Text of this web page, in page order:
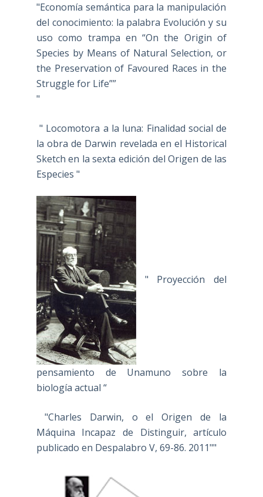
"Economía semántica para la manipulación
del conocimiento: la palabra Evolución y su
uso como trampa en “On the Origin of
Species by Means of Natural Selection, or
the Preservation of Favoured Races in the
Struggle for Life””
"
" Locomotora a la luna: Finalidad social de
la obra de Darwin revelada en el Historical
Sketch en la sexta edición del Origen de las
Especies "
" Proyección del
pensamiento de Unamuno sobre la
biología actual “
"Charles Darwin, o el Origen de la
Máquina Incapaz de Distinguir, artículo
publicado en Despalabro V, 69-86. 2011""